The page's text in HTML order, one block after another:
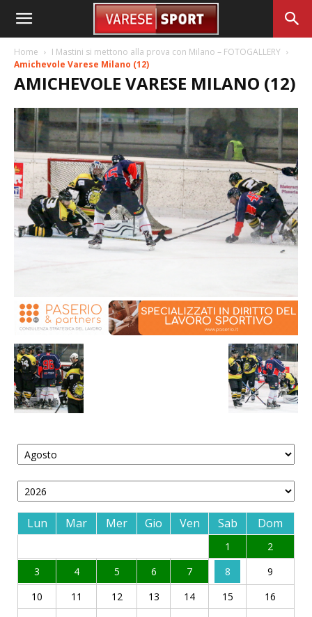
Home
I Mastini si mettono alla prova con Milano – FOTOGALLERY
Amichevole Varese Milano (12)
AMICHEVOLE VARESE MILANO (12)
Lun Mar Mer Gio Ven Sab Dom
1
2
3
4 5 6 7 8
9
10
11 12 13 14 15
16